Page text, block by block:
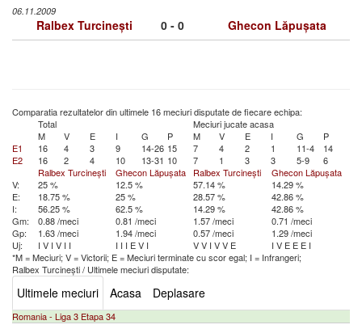
06.11.2009
Ralbex Turcinești 0 - 0 Ghecon Lăpușata
Comparatia rezultatelor din ultimele 16 meciuri disputate de fiecare echipa:
Total
Meciuri jucate acasa
M
V E I G P M V E I G
P
E1
16 4 3 9 14-26 15 7 4 2 1 11-4
14
E2
16 2 4 10 13-31 10 7 1 3 3 5-9
6
Ralbex Turcinești
Ghecon Lăpușata Ralbex Turcinești
Ghecon Lăpușata
V:
25 % 12.5 % 57.14 %
14.29 %
E:
18.75 % 25 % 28.57 %
42.86 %
I:
56.25 % 62.5 % 14.29 %
42.86 %
Gm:
0.88 /meci 0.81 /meci 1.57 /meci
0.71 /meci
Gp:
1.63 /meci 1.94 /meci 0.57 /meci
1.29 /meci
Uj:
I V I V I I I I I EV I VV I VV E I V E E E I
*M = Meciuri; V = Victorii; E = Meciuri terminate cu scor egal; I = Infrangeri;
Ralbex Turcinești/ Ultimele meciuri disputate:
Ultimele meciuri Acasa Deplasare
Romania - Liga 3 Etapa 34